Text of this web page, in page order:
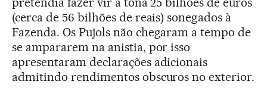
(cerca de 56 bilhões de reais) sonegados à
Fazenda. Os Pujols não chegaram a tempo de
se ampararem na anistia, por isso
apresentaram declarações adicionais
admitindo rendimentos obscuros no exterior.